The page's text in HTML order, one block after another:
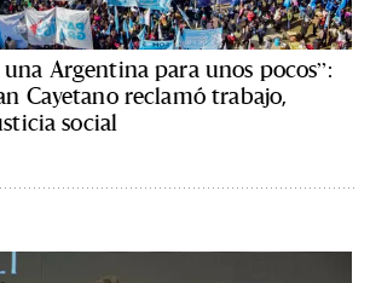
Argentina para unos pocos”:
Cayetano reclamó trabajo,
social